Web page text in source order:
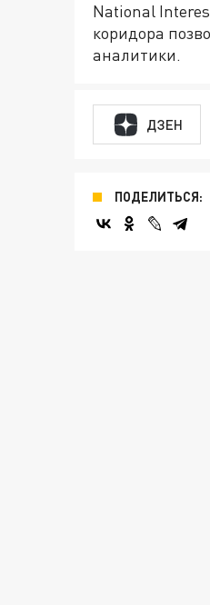
National
коридора
аналитики.
ДЗЕН
ПОДЕЛИТЬСЯ: